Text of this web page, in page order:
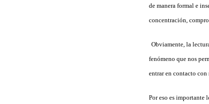
de manera formal e
concentración,
Obviamente, la
fenómeno que nos
entrar en contacto con
Por eso es importante